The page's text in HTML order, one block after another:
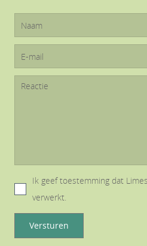
Ik geef toestemming dat
verwerkt.
Versturen